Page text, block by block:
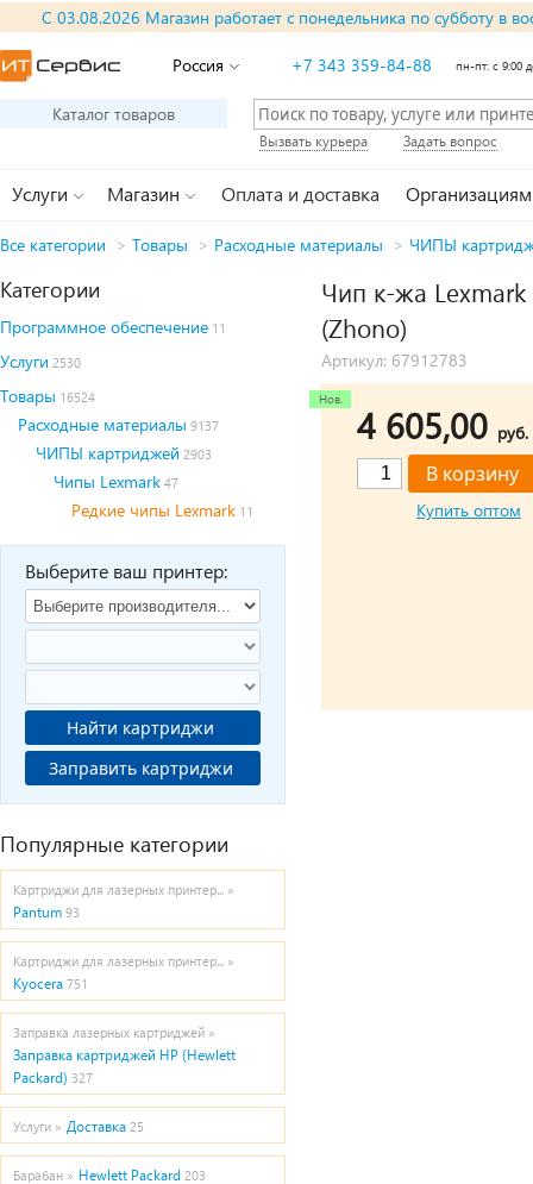
С 03.08.2026 Магазин работает с понедельника по субботу в
Россия +7 343 359-84-88 пн-пт: с 9:00
Каталог товаров
Вызвать курьера Задать вопрос
Услуги Магазин Оплата и доставка Организациям
Все категории > Товары > Расходные материалы > ЧИПЫ
Категории
Программное обеспечение 11
Услуги 2530
Товары 16524
Расходные материалы 9137
ЧИПЫ картриджей 2903
Чипы Lexmark 47
Редкие чипы Lexmark 11
Выберите ваш принтер:
Найти картриджи
Заправить картриджи
Популярные категории
Картриджи для лазерных принтер... »
Pantum 93
Картриджи для лазерных принтер... »
Kyocera 751
Заправка лазерных картриджей »
Заправка картриджей HP (Hewlett
Packard) 327
Услуги » Доставка 25
Барабан » Hewlett Packard 203
Чип к-жа Lexmark
(Zhono)
Артикул: 67912783
4 605,00 руб.
Купить оптом